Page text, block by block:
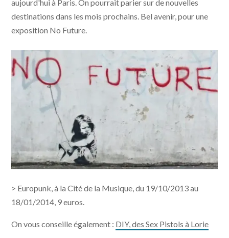
aujourd'hui à Paris. On pourrait parier sur de nouvelles
destinations dans les mois prochains. Bel avenir, pour une
exposition No Future.
> Europunk, à la Cité de la Musique, du 19/10/2013 au
18/01/2014, 9 euros.
On vous conseille également : DIY, des Sex Pistols à Lorie